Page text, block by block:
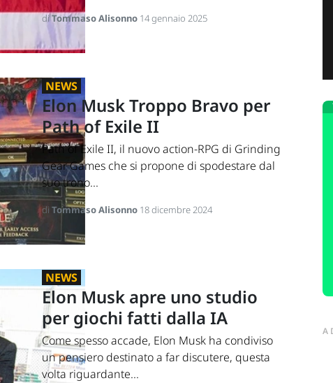
diTommaso Alisonno 14 gennaio 2025
NEWS
Elon Musk Troppo Bravo per
Path of Exile II
Path of Exile II, il nuovo action-RPG di Grinding
Gear Games che si propone di spodestare dal
suo trono...
di Tommaso Alisonno 18 dicembre 2024
NEWS
Elon Musk apre uno studio
per giochi fatti dalla IA
Come spesso accade, Elon Musk ha condiviso
un pensiero destinato a far discutere, questa
volta riguardante...